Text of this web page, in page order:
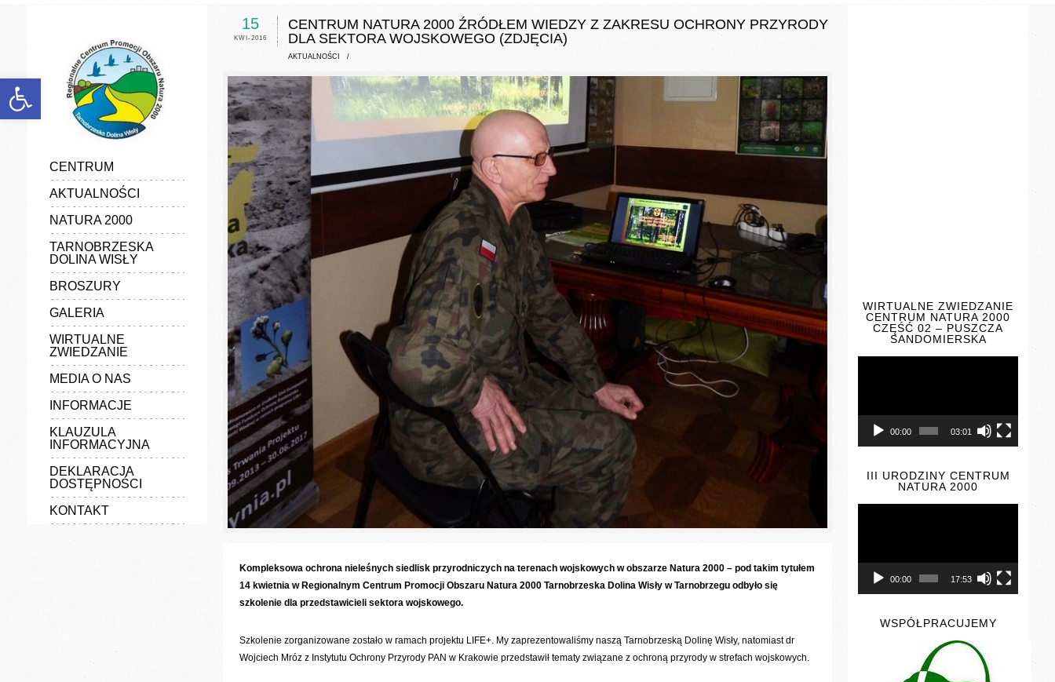
Otwórz pasek narzędzi
popularize
poster
quality
vender
CENTRUM
AKTUALNOŚCI
NATURA 2000
TARNOBRZESKA
DOLINA WISŁY
BROSZURY
GALERIA
WIRTUALNE
ZWIEDZANIE
MEDIA O NAS
INFORMACJE
KLAUZULA
INFORMACYJNA
DEKLARACJA
DOSTĘPNOŚCI
KONTAKT
WIRTUALNE ZWIEDZANIE
CENTRUM NATURA 2000
CZĘŚĆ 02 – PUSZCZA
SANDOMIERSKA
00:00 03:01
III URODZINY CENTRUM
NATURA 2000
00:00 17:53
WSPÓŁPRACUJEMY
15
KWI-2016
CENTRUM NATURA 2000 ŹRÓDŁEM WIEDZY Z ZAKRESU OCHRONY PRZYRODY
DLA SEKTORA WOJSKOWEGO (ZDJĘCIA)
AKTUALNOŚCI /
Kompleksowa ochrona nieleśnych siedlisk przyrodniczych na terenach wojskowych w obszarze Natura 2000– pod takim tytułem
14 kwietnia w Regionalnym Centrum Promocji Obszaru Natura 2000 Tarnobrzeska Dolina Wisły w Tarnobrzegu odbyło się
szkolenie dla przedstawicieli sektora wojskowego.
Szkolenie zorganizowane zostało w ramach projektu LIFE+. My zaprezentowaliśmy naszą Tarnobrzeską Dolinę Wisły, natomiast dr
Wojciech Mróz z Instytutu Ochrony Przyrody PAN w Krakowie przedstawił tematy związane z ochroną przyrody w strefach wojskowych.